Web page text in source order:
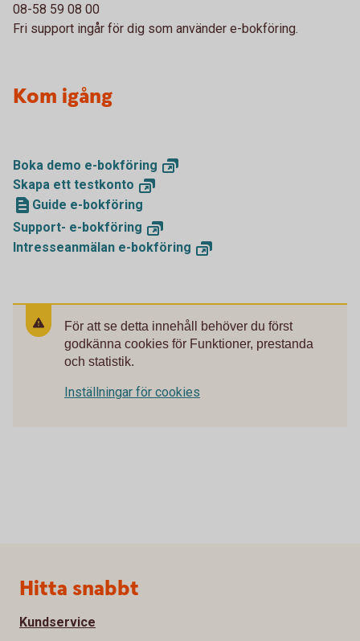
08-58 59 08 00
Fri support ingår för dig som använder e-bokföring.
Kom igång
Boka demo e-bokföring
Skapa ett testkonto
Guide e-bokföring
Support- e-bokföring
Intresseanmälan e-bokföring
För att se detta innehåll behöver du först
godkänna cookies för Funktioner, prestanda
och statistik.
Inställningar för cookies
Sidfot
Hitta snabbt
Kundservice